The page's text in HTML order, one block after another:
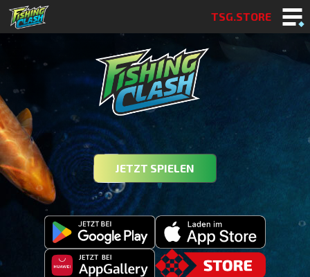
TSG.STORE
JETZT SPIELEN